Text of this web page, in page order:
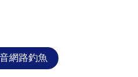
網路釣魚